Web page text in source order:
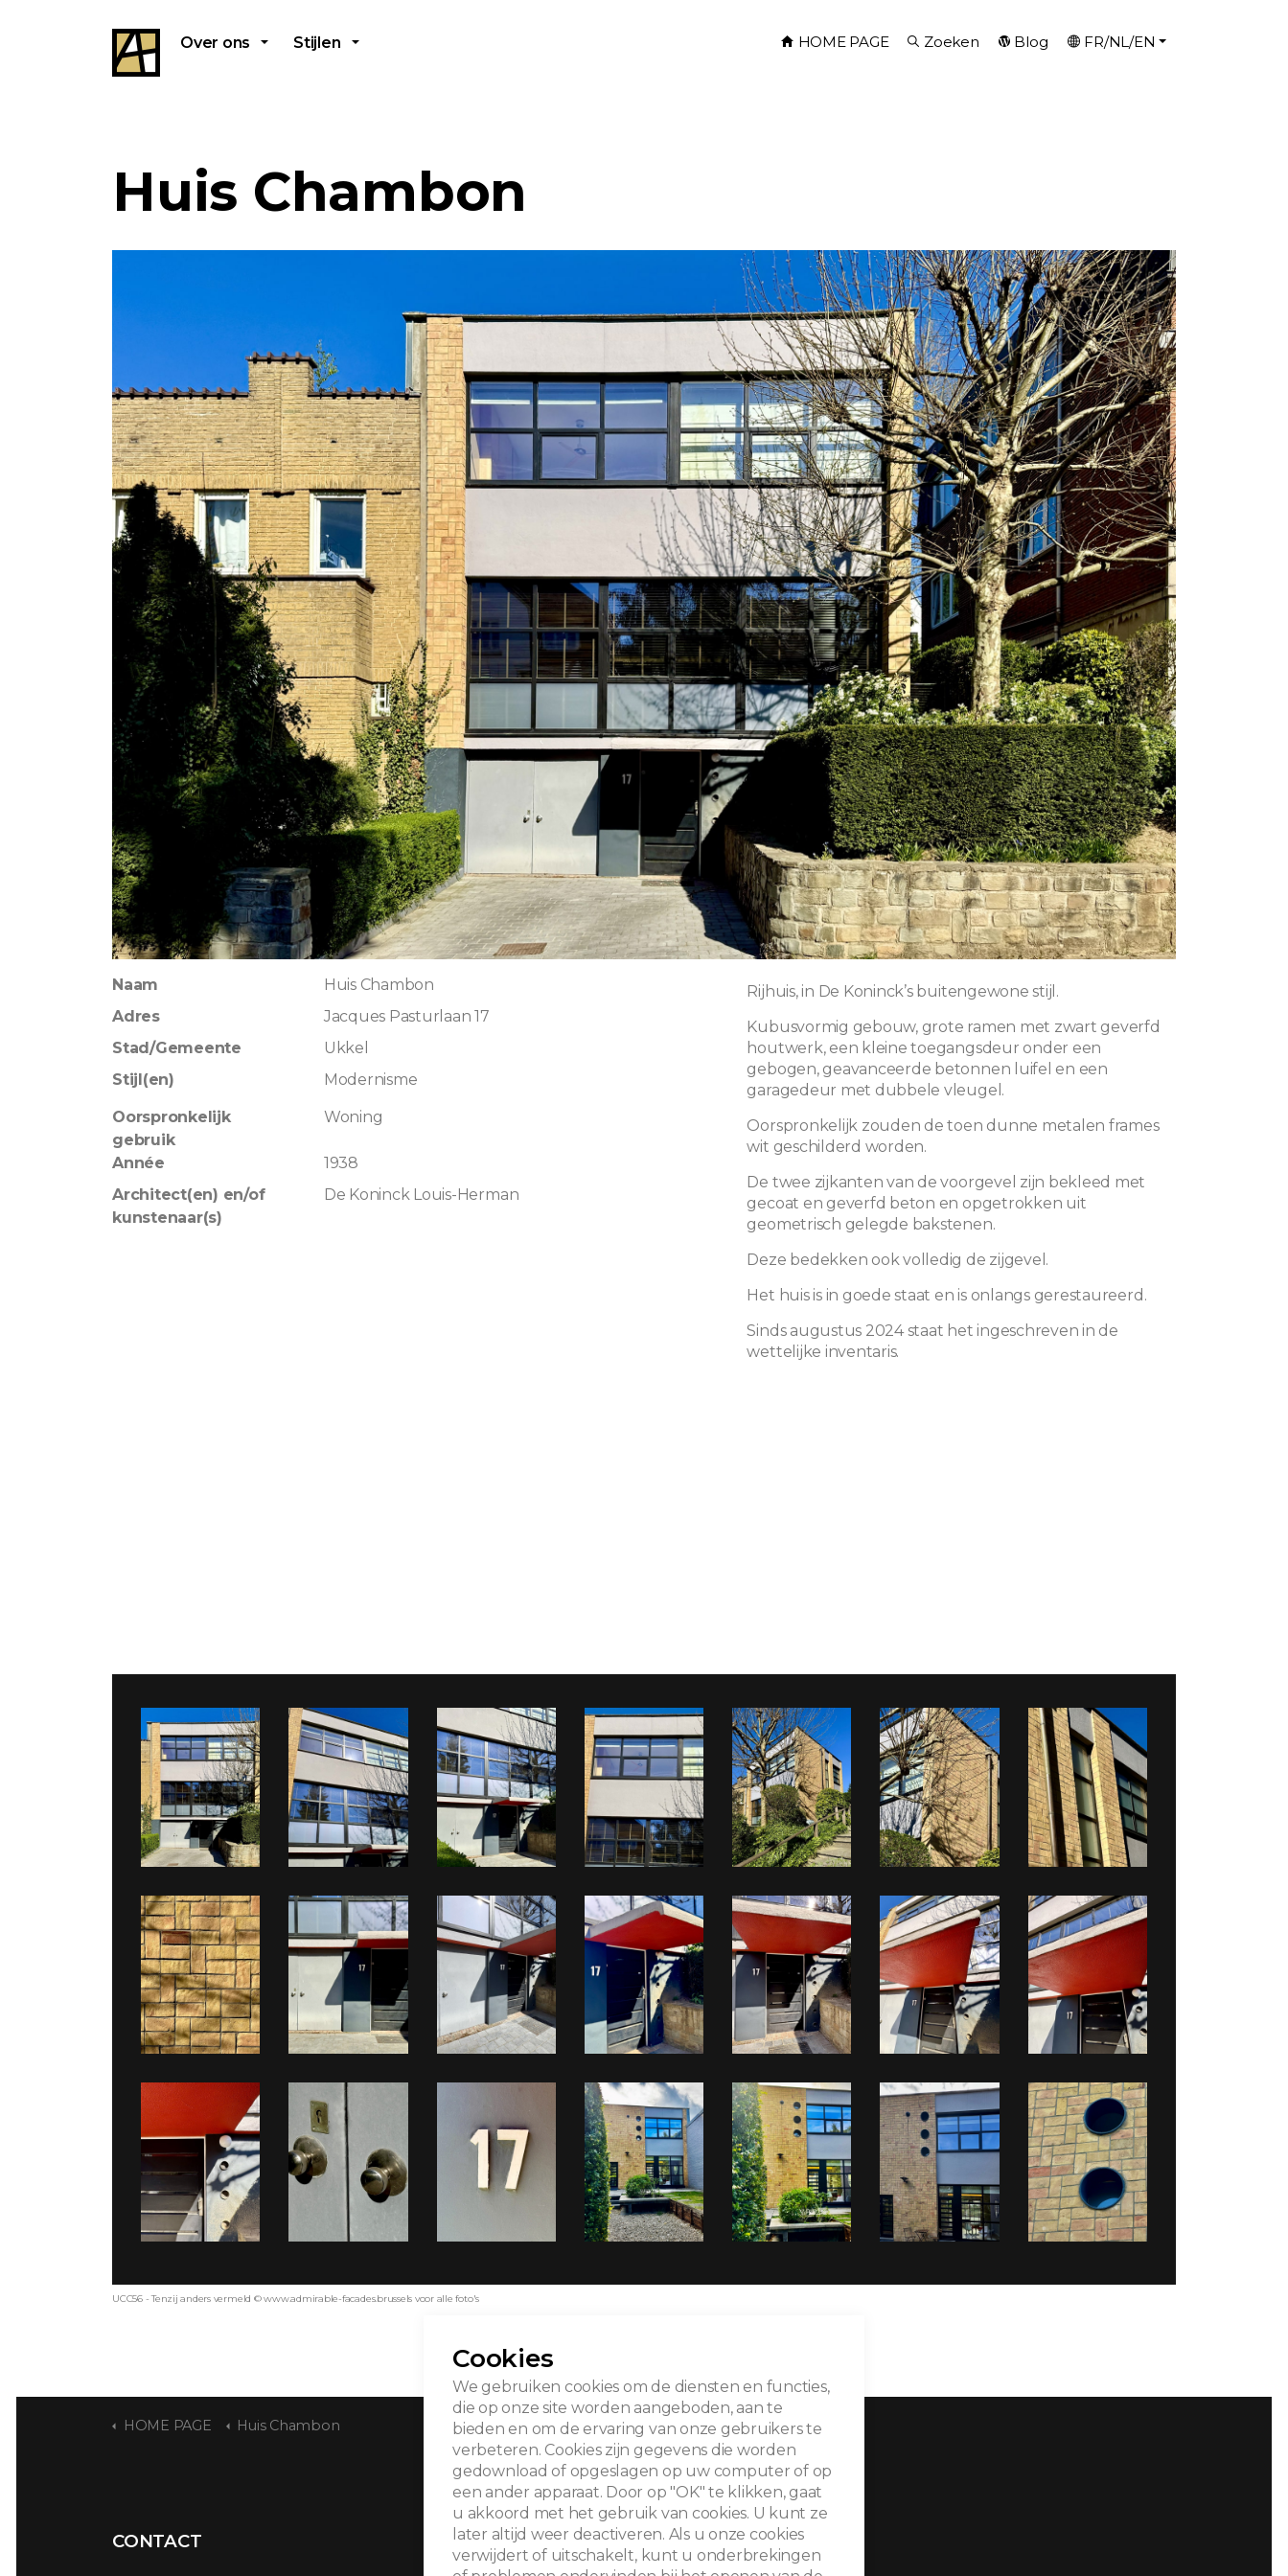
Over ons Stijlen HOME PAGE Zoeken Blog FR/NL/EN
Huis Chambon
Naam
Huis Chambon
Adres
Jacques Pasturlaan 17
Stad/Gemeente
Ukkel
Stijl(en)
Modernisme
Oorspronkelijk
gebruik
Woning
Année
1938
Architect(en) en/of
kunstenaar(s)
De Koninck Louis-Herman
Rijhuis, in De Koninck’s buitengewone stijl.
Kubusvormig gebouw, grote ramen met zwart geverfd
houtwerk, een kleine toegangsdeur onder een
gebogen, geavanceerde betonnen luifel en een
garagedeur met dubbele vleugel.
Oorspronkelijk zouden de toen dunne metalen frames
wit geschilderd worden.
De twee zijkanten van de voorgevel zijn bekleed met
gecoat en geverfd beton en opgetrokken uit
geometrisch gelegde bakstenen.
Deze bedekken ook volledig de zijgevel.
Het huis is in goede staat en is onlangs gerestaureerd.
Sinds augustus 2024 staat het ingeschreven in de
wettelijke inventaris.
UCC56 - Tenzij anders vermeld © www.admirable-facades.brussels voor alle foto's
HOME PAGE Huis Chambon
CONTACT
Cookies
We gebruiken cookies om de diensten en functies,
die op onze site worden aangeboden, aan te
bieden en om de ervaring van onze gebruikers te
verbeteren. Cookies zijn gegevens die worden
gedownload of opgeslagen op uw computer of op
een ander apparaat. Door op "OK" te klikken, gaat
u akkoord met het gebruik van cookies. U kunt ze
later altijd weer deactiveren. Als u onze cookies
verwijdert of uitschakelt, kunt u onderbrekingen